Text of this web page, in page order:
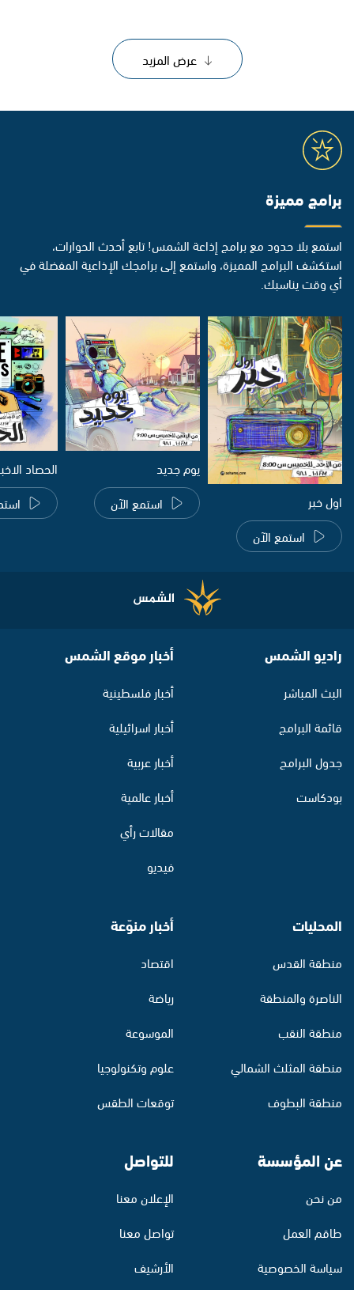
عرض المزيد
برامج مميزة
استمع بلا حدود مع برامج إذاعة الشمس! تابع أحدث الحوارات،
استكشف البرامج المميزة، واستمع إلى برامجك الإذاعية المفضلة في
أي وقت يناسبك.
اول خبر
استمع الآن
يوم جديد
استمع الآن
الحصاد
راديو الشمس
البث المباشر
قائمة البرامج
جدول البرامج
بودكاست
أخبار موقع الشمس
أخبار فلسطينية
أخبار اسرائيلية
أخبار عربية
أخبار عالمية
مقالات رأي
فيديو
المحليات
منطقة القدس
الناصرة والمنطقة
منطقة النقب
منطقة المثلث الشمالي
منطقة البطوف
أخبار منوّعة
اقتصاد
رياضة
الموسوعة
علوم وتكنولوجيا
توقعات الطقس
عن المؤسسة
من نحن
طاقم العمل
سياسة الخصوصية
للتواصل
الإعلان معنا
تواصل معنا
الأرشيف